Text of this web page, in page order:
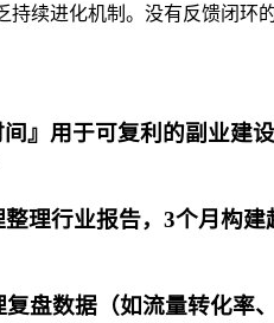
续进化机制。没有反馈闭环
』用于可复利的副业建
理行业报告，3个月构
盘数据（如流量转化率